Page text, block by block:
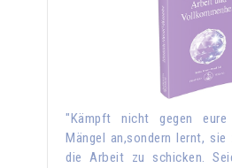
"Kämpft nicht gegen eure
Mängel an,sondern lernt,
die Arbeit zu schicken.